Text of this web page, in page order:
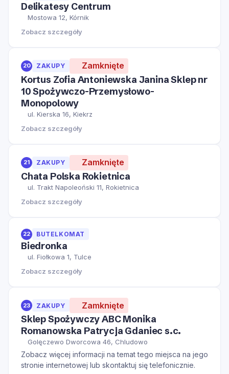
Delikatesy Centrum
Mostowa 12, Kórnik
Zobacz szczegóły
20 ZAKUPY Zamknięte
Kortus Zofia Antoniewska Janina Sklep nr
10 Spożywczo-Przemysłowo-
Monopolowy
ul. Kierska 16, Kiekrz
Zobacz szczegóły
21 ZAKUPY Zamknięte
Chata Polska Rokietnica
ul. Trakt Napoleoński 11, Rokietnica
Zobacz szczegóły
22 BUTELKOMAT
Biedronka
ul. Fiołkowa 1, Tulce
Zobacz szczegóły
23 ZAKUPY Zamknięte
Sklep Spożywczy ABC Monika
Romanowska Patrycja Gdaniec s.c.
Golęczewo Dworcowa 46, Chludowo
Zobacz więcej informacji na temat tego miejsca na jego
stronie internetowej lub skontaktuj się telefonicznie.